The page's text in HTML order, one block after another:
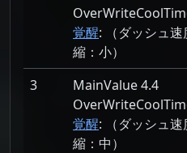
覚醒: （ダッシュ
縮： 小）
3
MainValue 4.4
覚醒: （ダッシュ
縮： 中）